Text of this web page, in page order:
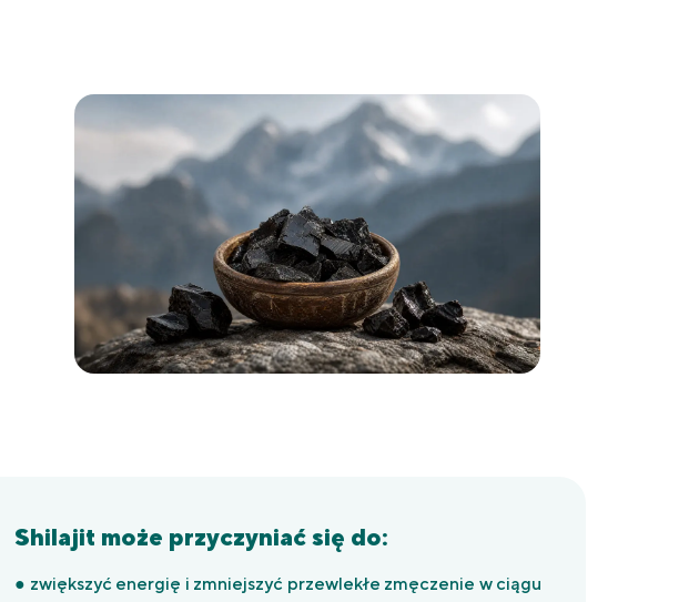
Shilajit może przyczyniać się do:
● zwiększyć energię i zmniejszyć przewlekłe zmęczenie w ciągu